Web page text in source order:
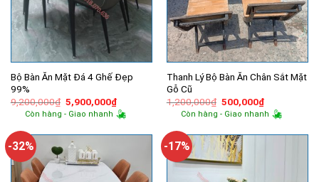
Bộ Bàn Ăn Mặt Đá 4 Ghế Đẹp
99%
9,200,000₫ Giá
gốc
là:
5,900,000₫Giá
hiện
tại
5,900,000₫.
Còn hàng - Giao nhanh
Thanh Lý Bộ Bàn Ăn Chân Sắt Mặt
Gỗ Cũ
1,200,000₫ Giá
gốc
là:
500,000₫Giá
hiện
tại
500,000₫.
Còn hàng - Giao nhanh
-32% -17%